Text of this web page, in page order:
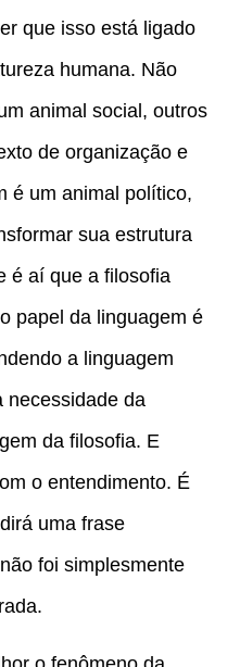
que isso está ligado
humana. Não
animal social, outros
de organização e
é um animal político,
sua estrutura
é aí que a filosofia
papel da linguagem é
a linguagem
necessidade da
da filosofia. E
o entendimento. É
uma frase
foi simplesmente